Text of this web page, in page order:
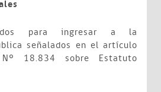
para ingresar a la
señalados en el artículo
18.834 sobre Estatuto